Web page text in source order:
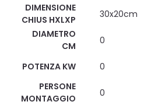
DIMENSIONE
CHIUS HXLXP
30x20cm
DIAMETRO
CM
0
POTENZA KW
0
PERSONE
MONTAGGIO
0